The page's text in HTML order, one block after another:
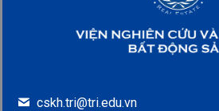
cskh.tri@tri.edu.vn